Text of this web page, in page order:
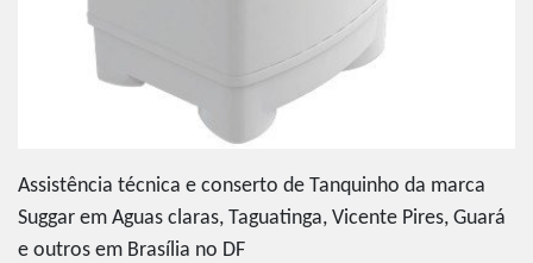
Assistência técnica e conserto de Tanquinho da marca
Suggar em Aguas claras, Taguatinga, Vicente Pires, Guará
e outros em Brasília no DF